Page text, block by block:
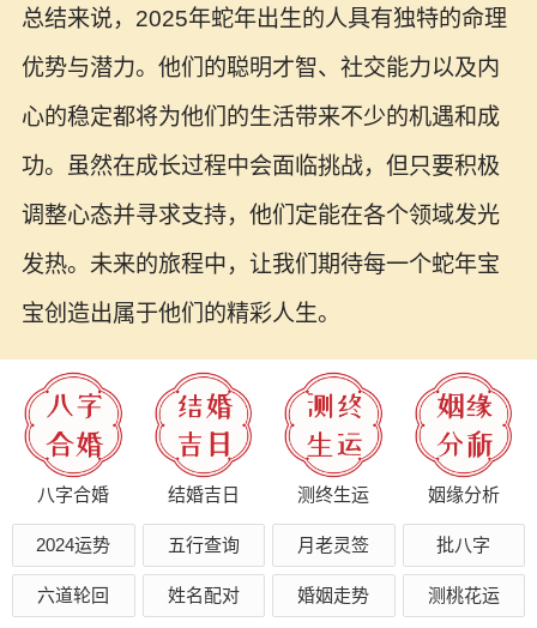
总结来说，2025年蛇年出生的人具有独特的命理
优势与潜力。他们的聪明才智、社交能力以及内
心的稳定都将为他们的生活带来不少的机遇和成
功。虽然在成长过程中会面临挑战，但只要积极
调整心态并寻求支持，他们定能在各个领域发光
发热。未来的旅程中，让我们期待每一个蛇年宝
宝创造出属于他们的精彩人生。
八字合婚 结婚吉日 测终生运 姻缘分析
2024运势 五行查询 月老灵签 批八字
六道轮回 姓名配对 婚姻走势 测桃花运